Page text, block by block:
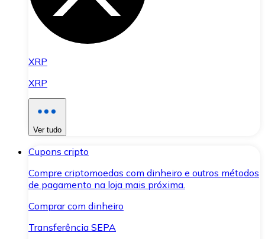
XRP
XRP
Ver tudo
Cupons cripto
Compre criptomoedas com dinheiro e outros métodos
de pagamento na loja mais próxima.
Comprar com dinheiro
Transferência SEPA